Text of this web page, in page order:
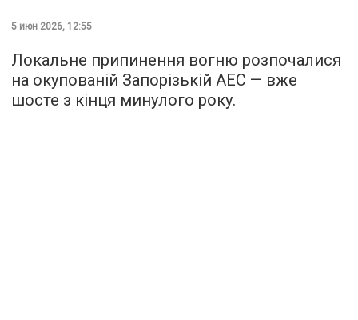
5 июн 2026, 12:55
Локальне припинення вогню розпочалися
на окупованій Запорізькій АЕС — вже
шосте з кінця минулого року.